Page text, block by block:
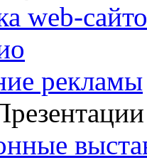
web-
рекламы